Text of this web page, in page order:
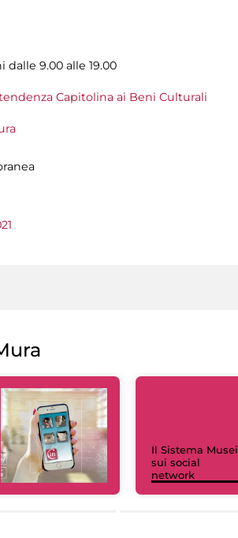
9.00 alle 19.00
Capitolina ai Beni Culturali
Il Sistema Musei
sui social
network